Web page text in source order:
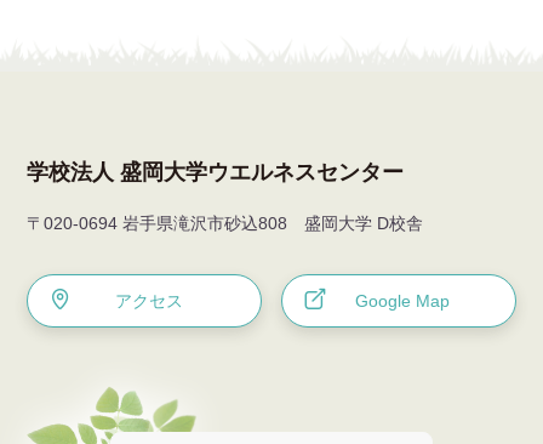
学校法人 盛岡大学ウエルネスセンター
〒020-0694 岩手県滝沢市砂込808 盛岡大学 D校舎
アクセス Google Map